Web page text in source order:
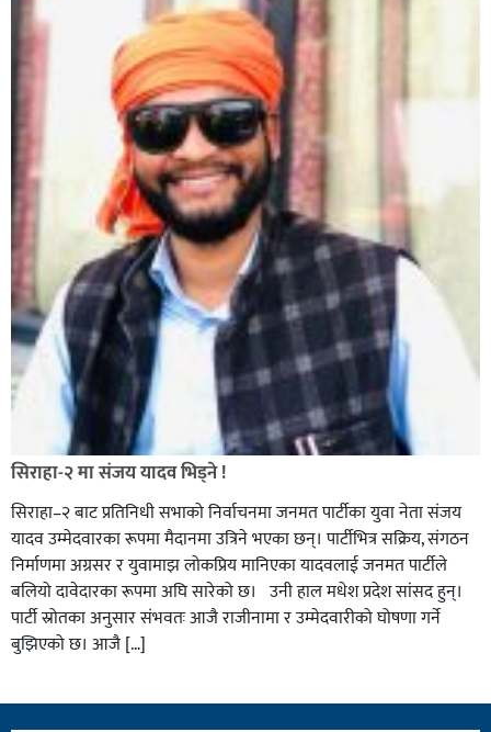
सिराहा-२ मा संजय यादव भिड्ने !
सिराहा–२ बाट प्रतिनिधी सभाको निर्वाचनमा जनमत पार्टीका युवा नेता संजय
यादव उम्मेदवारका रूपमा मैदानमा उत्रिने भएका छन्। पार्टीभित्र सक्रिय, संगठन
निर्माणमा अग्रसर र युवामाझ लोकप्रिय मानिएका यादवलाई जनमत पार्टीले
बलियो दावेदारका रूपमा अघि सारेको छ। उनी हाल मधेश प्रदेश सांसद हुन्।
पार्टी स्रोतका अनुसार संभवतः आजै राजीनामा र उम्मेदवारीको घोषणा गर्ने
बुझिएको छ। आजै […]